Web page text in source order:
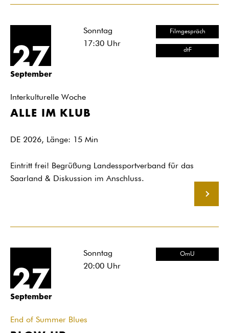
27
September
Sonntag
17:30Uhr
Filmgespräch
dtF
Interkulturelle Woche
ALLE IM KLUB
DE 2026, Länge: 15 Min
Eintritt frei! Begrüßung Landessportverband für das
Saarland & Diskussion im Anschluss.
27
September
Sonntag
20:00Uhr
OmU
End of Summer Blues